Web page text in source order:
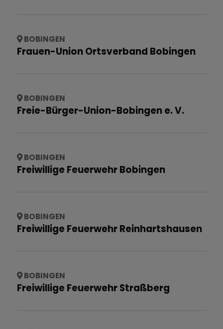
BOBINGEN
Frauen-Union Ortsverband Bobingen
BOBINGEN
Freie-Bürger-Union-Bobingen e. V.
BOBINGEN
Freiwillige Feuerwehr Bobingen
BOBINGEN
Freiwillige Feuerwehr Reinhartshausen
BOBINGEN
Freiwillige Feuerwehr Straßberg